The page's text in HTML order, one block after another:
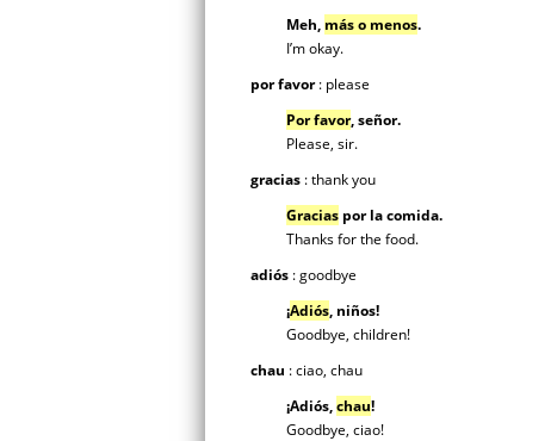
Meh, más o menos.
I’m okay.
por favor: please
Por favor, señor.
Please, sir.
gracias : thank you
Gracias por la comida.
Thanks for the food.
adiós : goodbye
¡Adiós, niños!
Goodbye, children!
chau : ciao, chau
¡Adiós,chau!
Goodbye, ciao!